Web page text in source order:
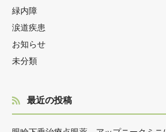
緑内障
涙道疾患
お知らせ
未分類
最近の投稿